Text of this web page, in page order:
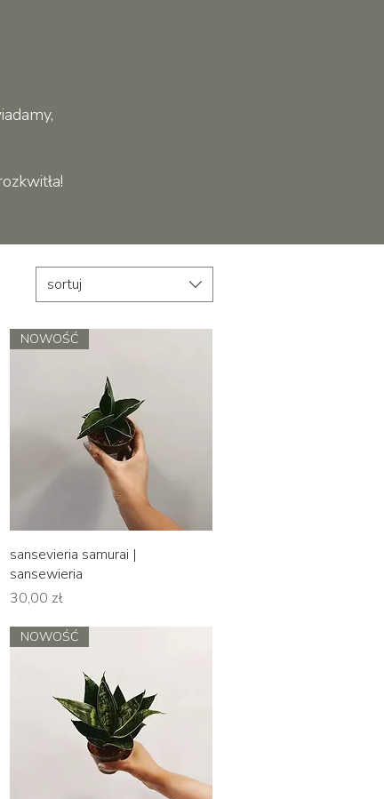
sortuj
Podgląd
NOWOŚĆ
sansevieria samurai |
sansewieria
Cena
30,00 zł
NOWOŚĆ